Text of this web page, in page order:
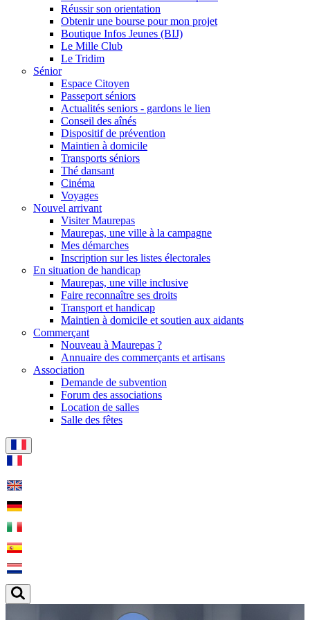
Réussir son orientation
Obtenir une bourse pour mon projet
Boutique Infos Jeunes (BIJ)
Le Mille Club
Le Tridim
Sénior
Espace Citoyen
Passeport séniors
Actualités seniors - gardons le lien
Conseil des aînés
Dispositif de prévention
Maintien à domicile
Transports séniors
Thé dansant
Cinéma
Voyages
Nouvel arrivant
Visiter Maurepas
Maurepas, une ville à la campagne
Mes démarches
Inscription sur les listes électorales
En situation de handicap
Maurepas, une ville inclusive
Faire reconnaître ses droits
Transport et handicap
Maintien à domicile et soutien aux aidants
Commerçant
Nouveau à Maurepas ?
Annuaire des commerçants et artisans
Association
Demande de subvention
Forum des associations
Location de salles
Salle des fêtes